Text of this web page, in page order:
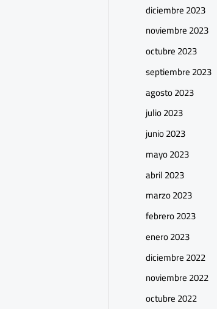
diciembre 2023
noviembre 2023
octubre 2023
septiembre 2023
agosto 2023
julio 2023
junio 2023
mayo 2023
abril 2023
marzo 2023
febrero 2023
enero 2023
diciembre 2022
noviembre 2022
octubre 2022